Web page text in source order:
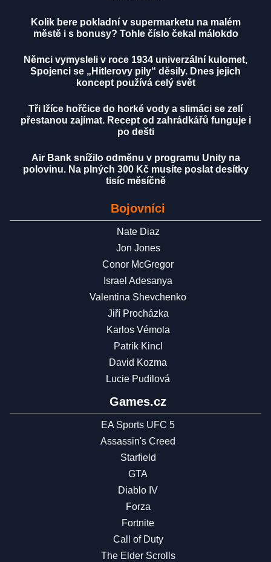
Kolik bere pokladní v supermarketu na malém
městě i s bonusy? Tohle číslo čekal málokdo
Němci vymysleli v roce 1934 univerzální kulomet,
Spojenci se „Hitlerovy pily“ děsily. Dnes jejich
koncept používá celý svět
Tři lžíce hořčice do horké vody a slimáci se zelí
přestanou zajímat. Recept od zahrádkářů funguje i
po dešti
Air Bank snížilo odměnu v programu Unity na
polovinu. Na plných 300 Kč musíte poslat desítky
tisíc měsíčně
Bojovníci
Nate Diaz
Jon Jones
Conor McGregor
Israel Adesanya
Valentina Shevchenko
Jiří Procházka
Karlos Vémola
Patrik Kincl
David Kozma
Lucie Pudilová
Games.cz
EA Sports UFC 5
Assassin's Creed
Starfield
GTA
Diablo IV
Forza
Fortnite
Call of Duty
The Elder Scrolls